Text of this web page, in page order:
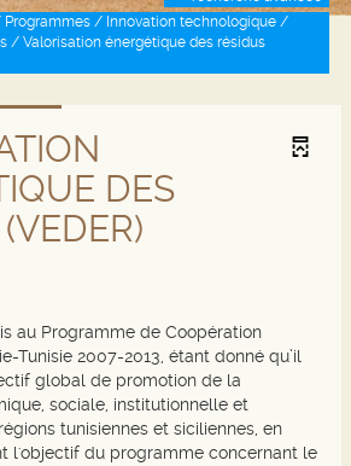
Programmes / Innovation technologique /
/ Valorisation énergétique des résidus
DES
au Programme de Coopération
Tunisie 2007-2013, étant donné qu’il
global de promotion de la
sociale, institutionnelle et
tunisiennes et siciliennes, en
l'objectif du programme concernant le